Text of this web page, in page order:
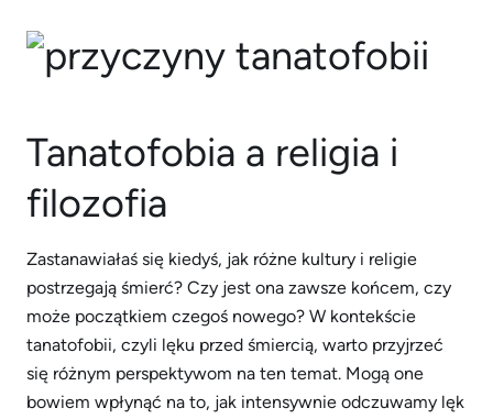
Tanatofobia a religia i
filozofia
Zastanawiałaś się kiedyś, jak różne kultury i religie
postrzegają śmierć? Czy jest ona zawsze końcem, czy
może początkiem czegoś nowego? W kontekście
tanatofobii, czyli lęku przed śmiercią, warto przyjrzeć
się różnym perspektywom na ten temat. Mogą one
bowiem wpłynąć na to, jak intensywnie odczuwamy lęk